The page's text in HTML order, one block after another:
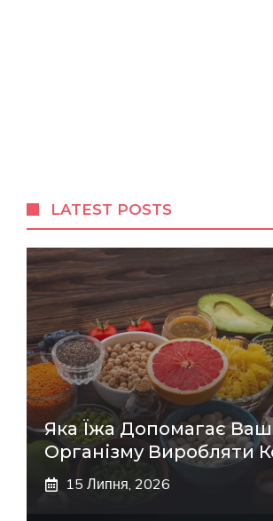
LATEST POSTS
Яка Їжа Допомагає
Організму Виробляти
15 Липня, 2026